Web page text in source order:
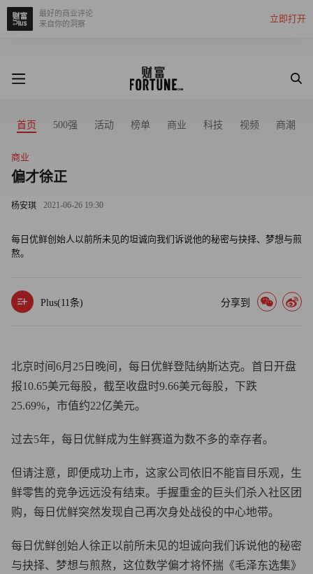
立即打开
最好的商业评论
来自你的洞察
首页 500强 活动 榜单 商业 科技 视频 商潮
商业
偏才徐正
杨安琪 2021-06-26 19:30
每日优鲜创始人以前所未见的坦诚向我们诉说他的秘密与抉择、梦想与煎
熬。
Plus(11条) 分享到
北京时间6月25日晚间，每日优鲜登陆纳斯达克。首日开盘
报10.65美元每股，截至收盘时9.66美元每股，下跌
25.69%，市值约22亿美元。
过去5年，每日优鲜成为生鲜赛道为数不多的幸存者。
但请注意，即便成功上市，这家公司依旧不能盲目乐观，生
鲜零售的竞争远远没有结束。手握重金的巨头们杀入社区团
购，每日优鲜突然发现自己再次身处战役的中心地带。
每日优鲜创始人徐正以前所未见的坦诚向我们诉说他的秘密
与抉择、梦想与煎熬，这位数学偏才将怀揣《毛泽东选集》